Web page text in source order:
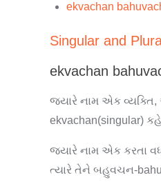
ekvachan
Singular and
ekvachan
જ્યારે નામ એક
ekvachan(singular)
જ્યારે નામ એક કરતા
ત્યારે તેને બહુવચન-